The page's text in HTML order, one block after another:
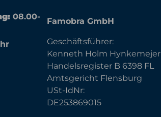
08.00-
Famobra GmbH
Geschäftsführer:
Kenneth Holm Hynkemejer
Handelsregister B 6398 FL
Amtsgericht Flensburg
USt-IdNr:
DE253869015